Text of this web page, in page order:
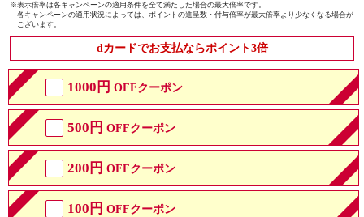
※表示倍率は各キャンペーンの適用条件を全て満たした場合の最大倍率です。
各キャンペーンの適用状況によっては、ポイントの進呈数・付与倍率が最大倍率より少なくなる場合が
ございます。
dカードでお支払ならポイント3倍
1000円 OFFクーポン
500円 OFFクーポン
200円 OFFクーポン
100円 OFFクーポン